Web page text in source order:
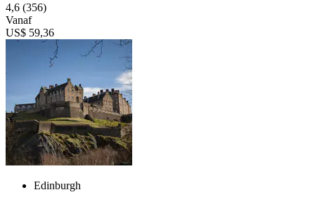
4,6 (356)
Vanaf
US$ 59,36
Edinburgh